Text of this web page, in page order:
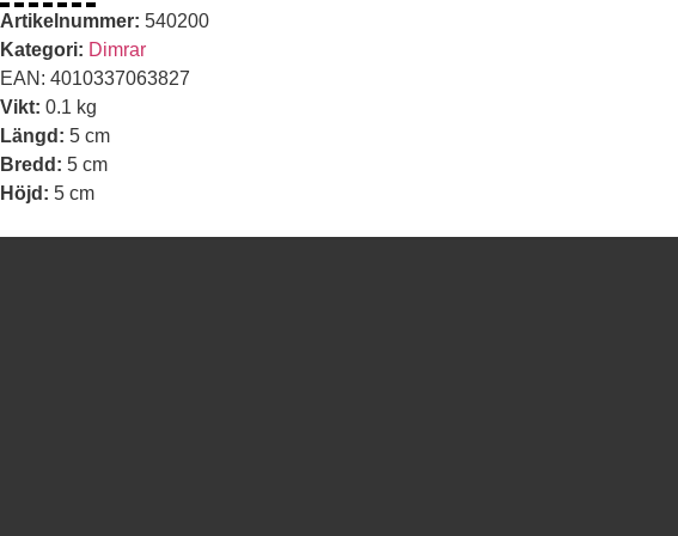
Artikelnummer: 540200
Kategori: Dimrar
EAN: 4010337063827
Vikt: 0.1 kg
Längd: 5 cm
Bredd: 5 cm
Höjd: 5 cm